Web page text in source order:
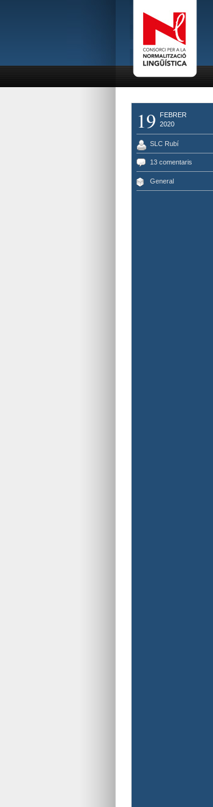
19
FEBRER
2020
SLC Rubí
13 comentaris
General